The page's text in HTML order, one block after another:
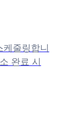
줄링합니
완료 시